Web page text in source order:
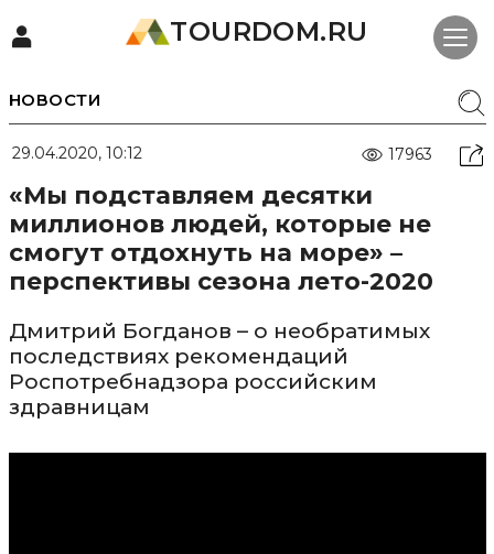
TOURDOM.RU
НОВОСТИ
29.04.2020, 10:12 17963
«Мы подставляем десятки
миллионов людей, которые не
смогут отдохнуть на море» –
перспективы сезона лето-2020
Дмитрий Богданов – о необратимых
последствиях рекомендаций
Роспотребнадзора российским
здравницам